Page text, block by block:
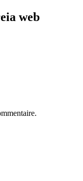
web